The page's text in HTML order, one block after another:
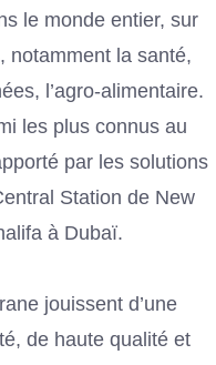
le monde entier, sur
notamment la santé,
l’agro-alimentaire.
les plus connus au
par les solutions
Station de New
à Dubaï.
jouissent d’une
de haute qualité et